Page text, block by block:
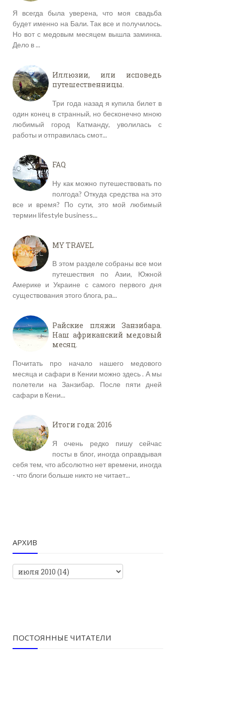
Я всегда была уверена, что моя свадьба
будет именно на Бали. Так все и получилось.
Но вот с медовым месяцем вышла заминка.
Дело в ...
Иллюзии, или исповедь
путешественницы.
Три года назад я купила билет в
один конец в странный, но бесконечно мною
любимый город Катманду, уволилась с
работы и отправилась смот...
FAQ
Ну как можно путешествовать по
полгода? Откуда средства на это
все и время? По сути, это мой любимый
термин lifestyle business...
MY TRAVEL
В этом разделе собраны все мои
путешествия по Азии, Южной
Америке и Украине с самого первого дня
существования этого блога, ра...
Райские пляжи Занзибара.
Наш африканский медовый
месяц.
Почитать про начало нашего медового
месяца и сафари в Кении можно здесь . А мы
полетели на Занзибар. После пяти дней
сафари в Кени...
Итоги года: 2016
Я очень редко пишу сейчас
посты в блог, иногда оправдывая
себя тем, что абсолютно нет времени, иногда
- что блоги больше никто не читает...
АРХИВ
ПОСТОЯННЫЕ ЧИТАТЕЛИ